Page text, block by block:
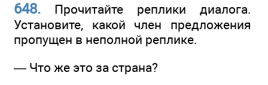
648. Прочитайте реплики диалога.
Установите, какой член предложения
пропущен в неполной реплике.
— Что же это за страна?